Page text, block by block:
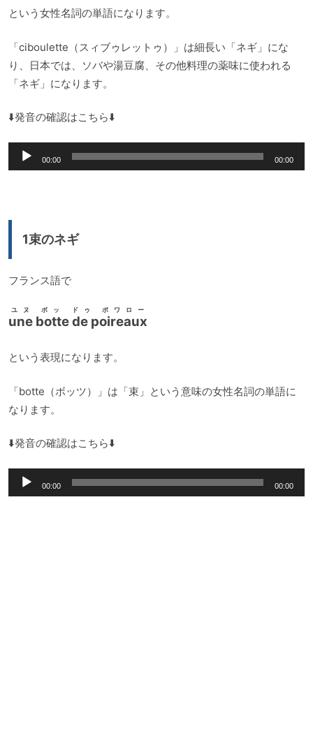
という女性名詞の単語になります。
「ciboulette（スィブゥレットゥ）」は細長い「ネギ」にな
り、日本では、ソバや湯豆腐、その他料理の薬味に使われる
「ネギ」になります。
⬇️発音の確認はこちら⬇️
声
00:00 00:00
1束のネギ
フランス語で
une botte de poireaux
ユヌ ボッ ドゥ ポワロー
という表現になります。
「botte（ボッツ）」は「束」という意味の女性名詞の単語に
なります。
⬇️発音の確認はこちら⬇️
声
00:00 00:00